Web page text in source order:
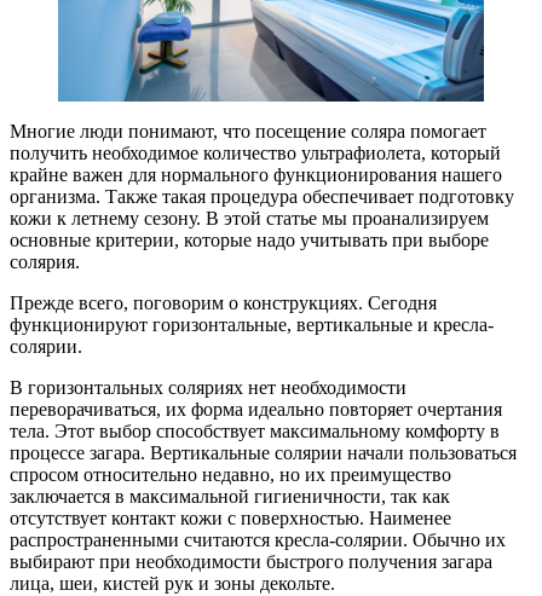
Многие люди понимают, что посещение соляра помогает
получить необходимое количество ультрафиолета, который
крайне важен для нормального функционирования нашего
организма. Также такая процедура обеспечивает подготовку
кожи к летнему сезону. В этой статье мы проанализируем
основные критерии, которые надо учитывать при выборе
солярия.
Прежде всего, поговорим о конструкциях. Сегодня
функционируют горизонтальные, вертикальные и кресла-
солярии.
В горизонтальных соляриях нет необходимости
переворачиваться, их форма идеально повторяет очертания
тела. Этот выбор способствует максимальному комфорту в
процессе загара. Вертикальные солярии начали пользоваться
спросом относительно недавно, но их преимущество
заключается в максимальной гигиеничности, так как
отсутствует контакт кожи с поверхностью. Наименее
распространенными считаются кресла-солярии. Обычно их
выбирают при необходимости быстрого получения загара
лица, шеи, кистей рук и зоны декольте.